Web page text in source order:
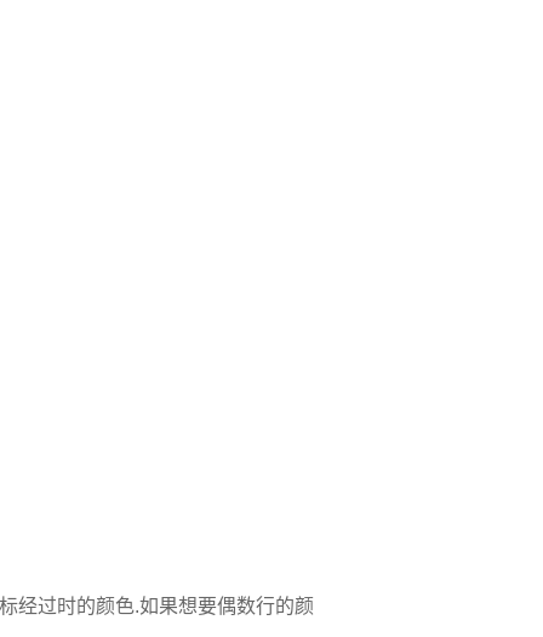
经过时的颜色.如果想要偶数行的颜